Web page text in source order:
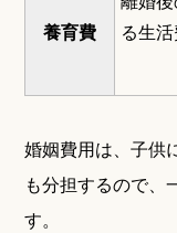
養育費
る生
婚姻費用は、子供
も分担するので、
す。